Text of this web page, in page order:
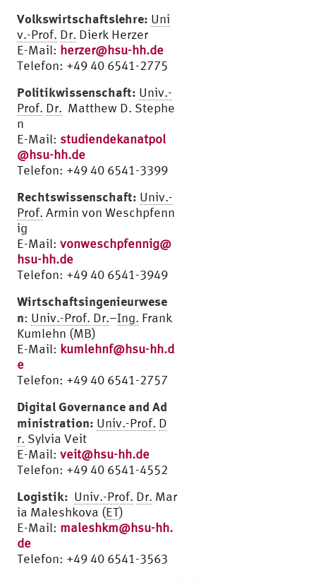
Volkswirtschaftslehre: Uni
v.-Prof. Dr. Dierk Herzer
E-Mail: herzer@hsu-hh.de
Telefon: +49 40 6541-2775
Politikwissenschaft: Univ.-
Prof. Dr. Matthew D. Stephe
n
E-Mail: studiendekanatpol
@hsu-hh.de
Telefon: +49 40 6541-3399
Rechtswissenschaft: Univ.-
Prof. Armin von Weschpfenn
ig
E-Mail: vonweschpfennig@
hsu-hh.de
Telefon: +49 40 6541-3949
Wirtschaftsingenieurwese
n: Univ.-Prof. Dr.–Ing. Frank
Kumlehn (MB)
E-Mail: kumlehnf@hsu-hh.d
e
Telefon: +49 40 6541-2757
Digital Governance and Ad
ministration: Univ.-Prof. D
r. Sylvia Veit
E-Mail: veit@hsu-hh.de
Telefon: +49 40 6541-4552
Logistik: Univ.-Prof. Dr. Mar
ia Maleshkova (ET)
E-Mail: maleshkm@hsu-hh.
de
Telefon: +49 40 6541-3563